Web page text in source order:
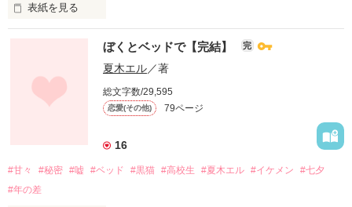
「認めるわけないだろ」
10代での妊娠、結婚、出産
表紙を見る
「お母さんね、ちょっとパパと
旅行に行ってくるから」
幼なじみとの同居生活。
.*°☆・+。.*°☆・+。.*°
ぼくとベッドで【完結】 完
夏木エル／著
総文字数/29,595
恋愛(その他) 79ページ
16
#甘々 #秘密 #嘘 #ベッド #黒猫 #高校生 #夏木エル #イケメン
#七夕
#年の差